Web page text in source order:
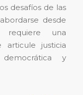
desafíos de las
desde
requiere una
articule justicia
democrática y